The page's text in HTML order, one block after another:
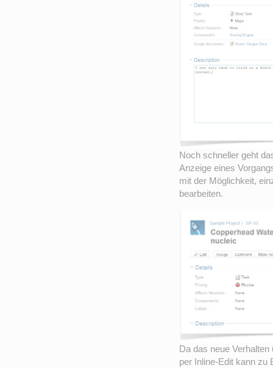
Noch schneller geht
Anzeige eines
mit der Möglichkeit,
bearbeiten.
Da das neue
per Inline-Edit kann zu